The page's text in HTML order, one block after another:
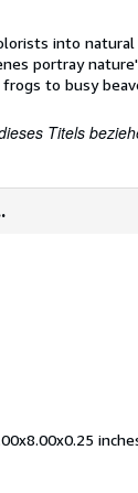
into
portray
to busy
Titels